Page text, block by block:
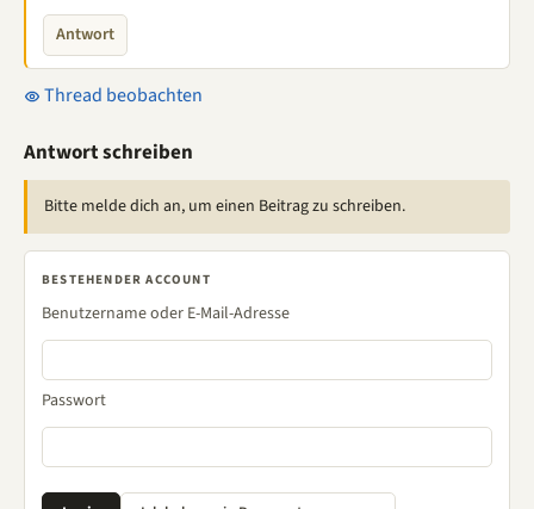
Antwort
Thread beobachten
Antwort schreiben
Bitte melde dich an, um einen Beitrag zu schreiben.
BESTEHENDER ACCOUNT
Benutzername oder E-Mail-Adresse
Passwort